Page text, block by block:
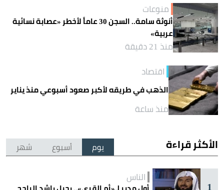
منوعات
أنوثة سامة.. السجن 30 عاماً لأخطر «عصابة نسائية
عربية»
منذ 21 دقيقة
اقتصاد
الذهب في طريقه لأكبر صعود أسبوعي منذ يناير
منذ ساعة
الأكثر قراءة يوم أسبوع شهر
الناس